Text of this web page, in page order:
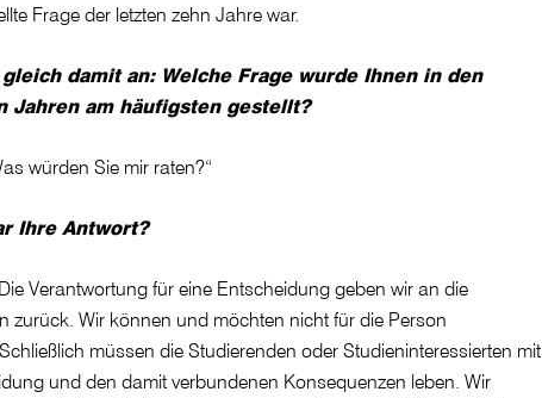
Frage der letzten zehn Jahre war.
damit an: Welche Frage wurde Ihnen in den
Jahren am häufigsten gestellt?
würden Sie mir raten?“
Ihre Antwort?
Die Verantwortung für eine Entscheidung geben wir an die
zurück. Wir können und möchten nicht für die Person
müssen die Studierenden oder Studieninteressierten mit
und den damit verbundenen Konsequenzen leben. Wir